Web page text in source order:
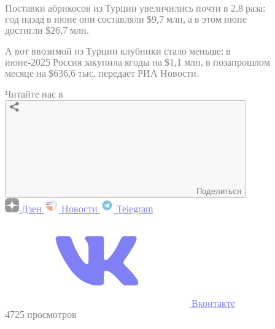
Поставки абрикосов из Турции увеличились почти в 2,8 раза:
год назад в июне они составляли $9,7 млн, а в этом июне
достигли $26,7 млн.
А вот ввозимой из Турции клубники стало меньше: в
июне-2025 Россия закупила ягоды на $1,1 млн, в позапрошлом
месяце на $636,6 тыс, передает РИА Новости.
Читайте нас в
Поделиться
Дзен Новости Telegram
Вконтакте
4725 просмотров